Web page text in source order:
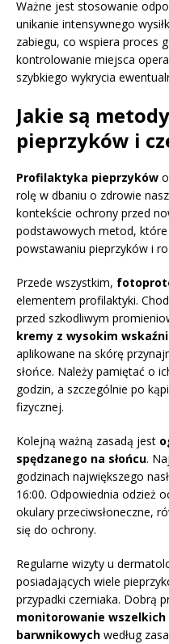
Ważne jest stosowanie
unikanie intensywnego
zabiegu, co wspiera proces
kontrolowanie miejsca
szybkiego wykrycia
Jakie są
pieprzyków i
Profilaktyka pieprzyków
rolę w dbaniu o zdrowie
kontekście ochrony przed
podstawowych metod,
powstawaniu pieprzyków i
Przede wszystkim,
elementem profilaktyki.
przed szkodliwym
kremy z wysokim
aplikowane na skórę
słońce. Należy pamiętać o
godzin, a szczególnie po
fizycznej.
Kolejną ważną zasadą jest
spędzanego na słońcu.
godzinach największego
16:00. Odpowiednia odzież
okulary przeciwsłoneczne,
się do ochrony.
Regularne wizyty u
posiadających wiele
przypadki czerniaka. Dobrą
monitorowanie
barwnikowych według